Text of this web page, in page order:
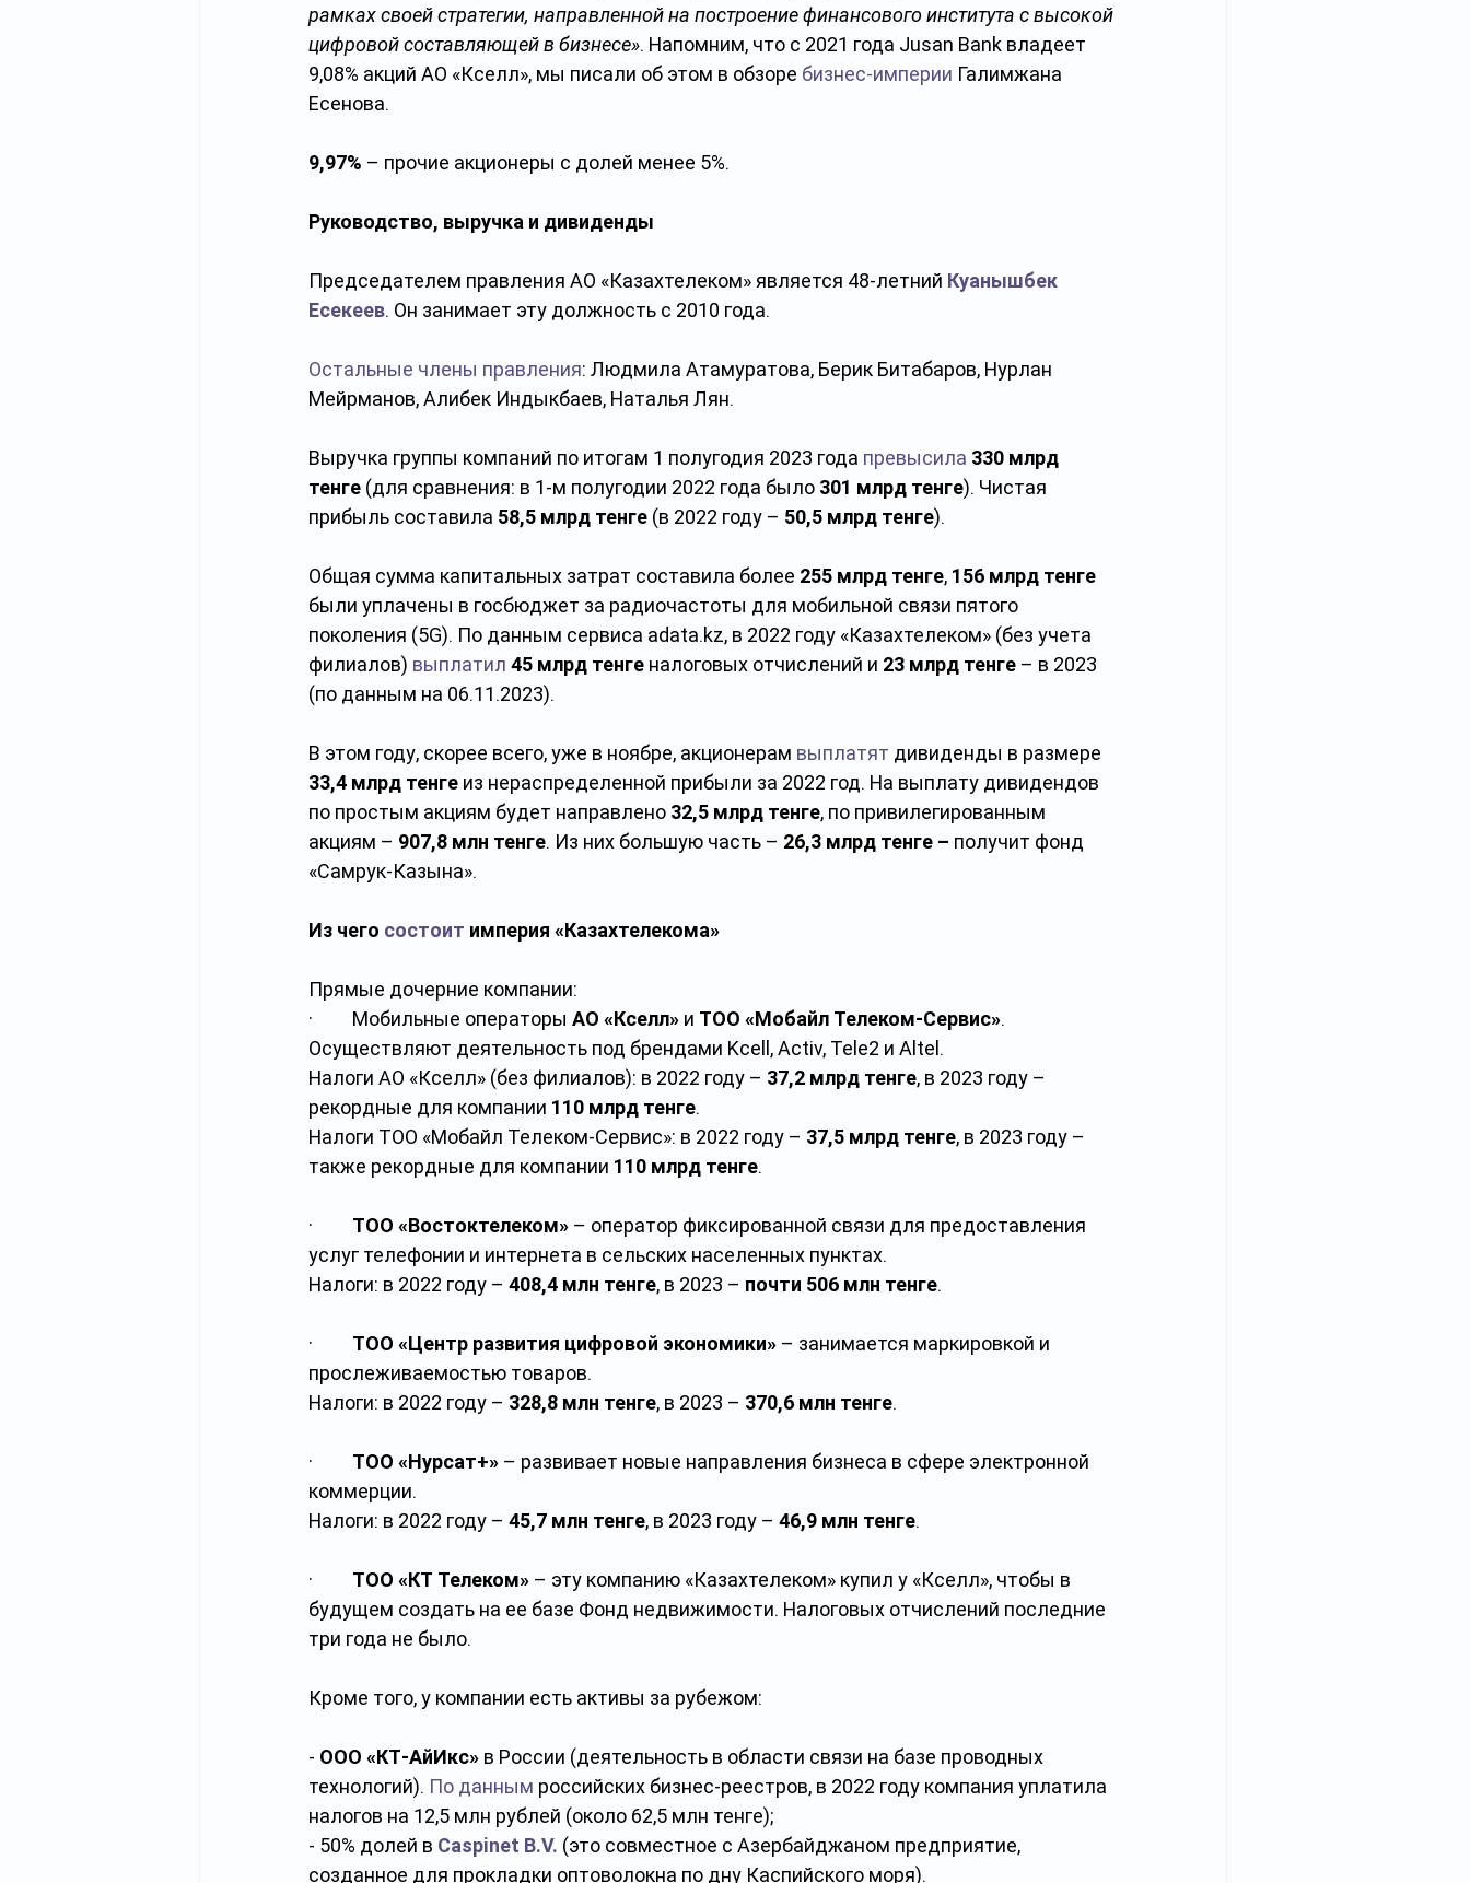
рамках своей стратегии, направленной на построение финансового института с высокой
цифровой составляющей в бизнесе». Напомним, что с 2021 года Jusan Bank владеет
9,08% акций АО «Кселл», мы писали об этом в обзоре бизнес-империи Галимжана
Есенова.
9,97% – прочие акционеры с долей менее 5%.
Руководство, выручка и дивиденды
Председателем правления АО «Казахтелеком» является 48-летний Куанышбек
Есекеев. Он занимает эту должность с 2010 года.
Остальные члены правления: Людмила Атамуратова, Берик Битабаров, Нурлан
Мейрманов, Алибек Индыкбаев, Наталья Лян.
Выручка группы компаний по итогам 1 полугодия 2023 года превысила 330 млрд
тенге (для сравнения: в 1-м полугодии 2022 года было 301 млрд тенге). Чистая
прибыль составила 58,5 млрд тенге (в 2022 году – 50,5 млрд тенге).
Общая сумма капитальных затрат составила более 255 млрд тенге, 156 млрд тенге
были уплачены в госбюджет за радиочастоты для мобильной связи пятого
поколения (5G). По данным сервиса adata.kz, в 2022 году «Казахтелеком» (без учета
филиалов) выплатил 45 млрд тенге налоговых отчислений и 23 млрд тенге – в 2023
(по данным на 06.11.2023).
В этом году, скорее всего, уже в ноябре, акционерам выплатят дивиденды в размере
33,4 млрд тенге из нераспределенной прибыли за 2022 год. На выплату дивидендов
по простым акциям будет направлено 32,5 млрд тенге, по привилегированным
акциям – 907,8 млн тенге. Из них большую часть – 26,3 млрд тенге – получит фонд
«Самрук-Казына».
Из чего состоит империя «Казахтелекома»
Прямые дочерние компании:
·         Мобильные операторы АО «Кселл» и ТОО «Мобайл Телеком-Сервис».
Осуществляют деятельность под брендами Kcell, Activ, Tele2 и Altel.
Налоги АО «Кселл» (без филиалов): в 2022 году – 37,2 млрд тенге, в 2023 году –
рекордные для компании 110 млрд тенге.
Налоги ТОО «Мобайл Телеком-Сервис»: в 2022 году – 37,5 млрд тенге, в 2023 году –
также рекордные для компании 110 млрд тенге.
· ТОО «Востоктелеком» – оператор фиксированной связи для предоставления
услуг телефонии и интернета в сельских населенных пунктах.
Налоги: в 2022 году – 408,4 млн тенге, в 2023 – почти 506 млн тенге.
· ТОО «Центр развития цифровой экономики» – занимается маркировкой и
прослеживаемостью товаров.
Налоги: в 2022 году – 328,8 млн тенге, в 2023 – 370,6 млн тенге.
· ТОО «Нурсат+» – развивает новые направления бизнеса в сфере электронной
коммерции.
Налоги: в 2022 году – 45,7 млн тенге, в 2023 году – 46,9 млн тенге.
· ТОО «КТ Телеком» – эту компанию «Казахтелеком» купил у «Кселл», чтобы в
будущем создать на ее базе Фонд недвижимости. Налоговых отчислений последние
три года не было.
Кроме того, у компании есть активы за рубежом:
- ООО «КТ-АйИкс» в России (деятельность в области связи на базе проводных
технологий). По данным российских бизнес-реестров, в 2022 году компания уплатила
налогов на 12,5 млн рублей (около 62,5 млн тенге);
- 50% долей в Caspinet B.V. (это совместное с Азербайджаном предприятие,
созданное для прокладки оптоволокна по дну Каспийского моря).